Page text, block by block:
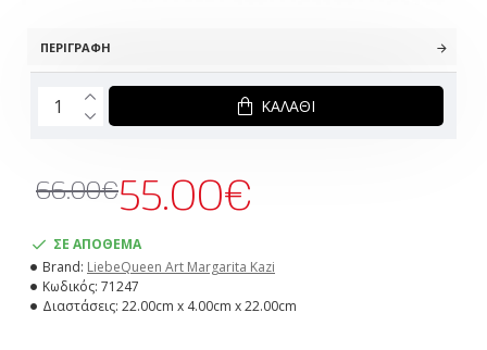
ΠΕΡΙΓΡΑΦΉ
ΣΕ ΑΠΟΘΕΜΑ
Brand: LiebeQueen Art Margarita Kazi
Κωδικός: 71247
Διαστάσεις: 22.00cm x 4.00cm x 22.00cm
55.00€
66.00€
ΚΑΛΆΘΙ